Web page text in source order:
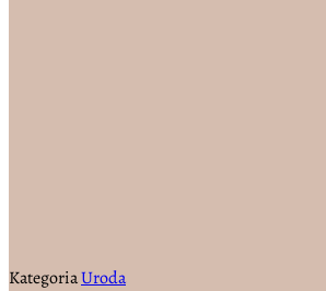
KategoriaUroda